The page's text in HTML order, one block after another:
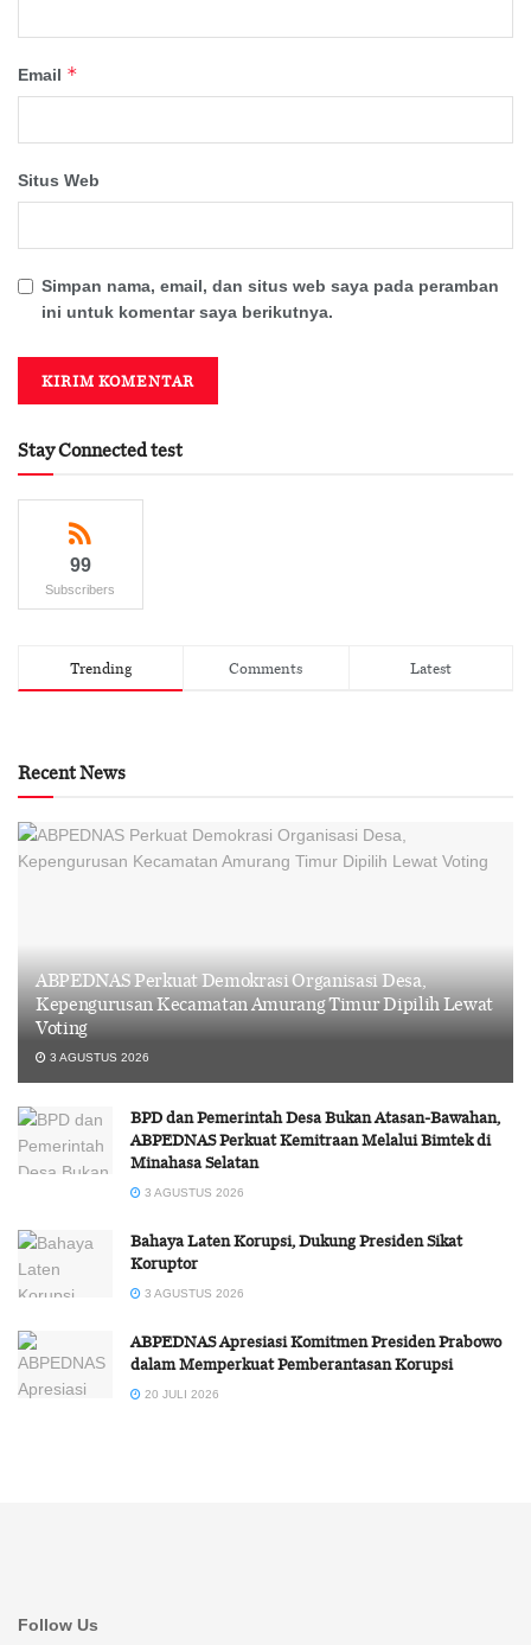
Email *
Situs Web
Simpan nama, email, dan situs web saya pada peramban
ini untuk komentar saya berikutnya.
Stay Connected test
99
Subscribers
Trending Comments Latest
Recent News
ABPEDNAS Perkuat Demokrasi Organisasi Desa,
Kepengurusan Kecamatan Amurang Timur Dipilih Lewat
Voting
3 AGUSTUS 2026
BPD dan Pemerintah Desa Bukan Atasan-Bawahan,
ABPEDNAS Perkuat Kemitraan Melalui Bimtek di
Minahasa Selatan
3 AGUSTUS 2026
Bahaya Laten Korupsi, Dukung Presiden Sikat
Koruptor
3 AGUSTUS 2026
ABPEDNAS Apresiasi Komitmen Presiden Prabowo
dalam Memperkuat Pemberantasan Korupsi
20 JULI 2026
Follow Us